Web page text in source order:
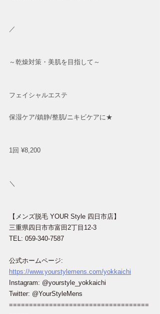
／
～乾燥対策・美肌を目指して～
フェイシャルエステ
保湿ケア/鎮静/整肌/ニキビケアに★
1回 ¥8,200
＼
【メンズ脱毛 YOUR Style 四日市店】
三重県四日市市富田2丁目12-3
TEL: 059-340-7587
公式ホームページ:
https://www.yourstylemens.com/yokkaichi
Instagram: @yourstyle_yokkaichi
Twitter: @YourStyleMens
===================================